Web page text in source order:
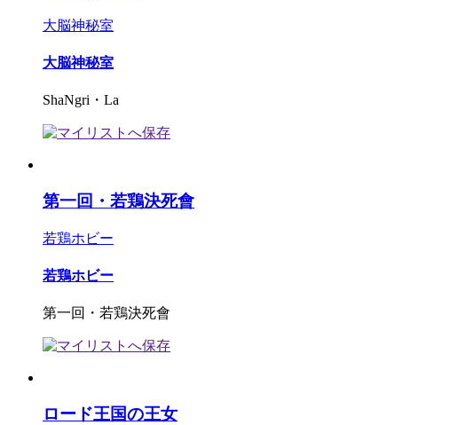
大脳神秘室
大脳神秘室
ShaNgri・La
第一回・若鶏決死會
若鶏ホビー
若鶏ホビー
第一回・若鶏決死會
ロード王国の王女